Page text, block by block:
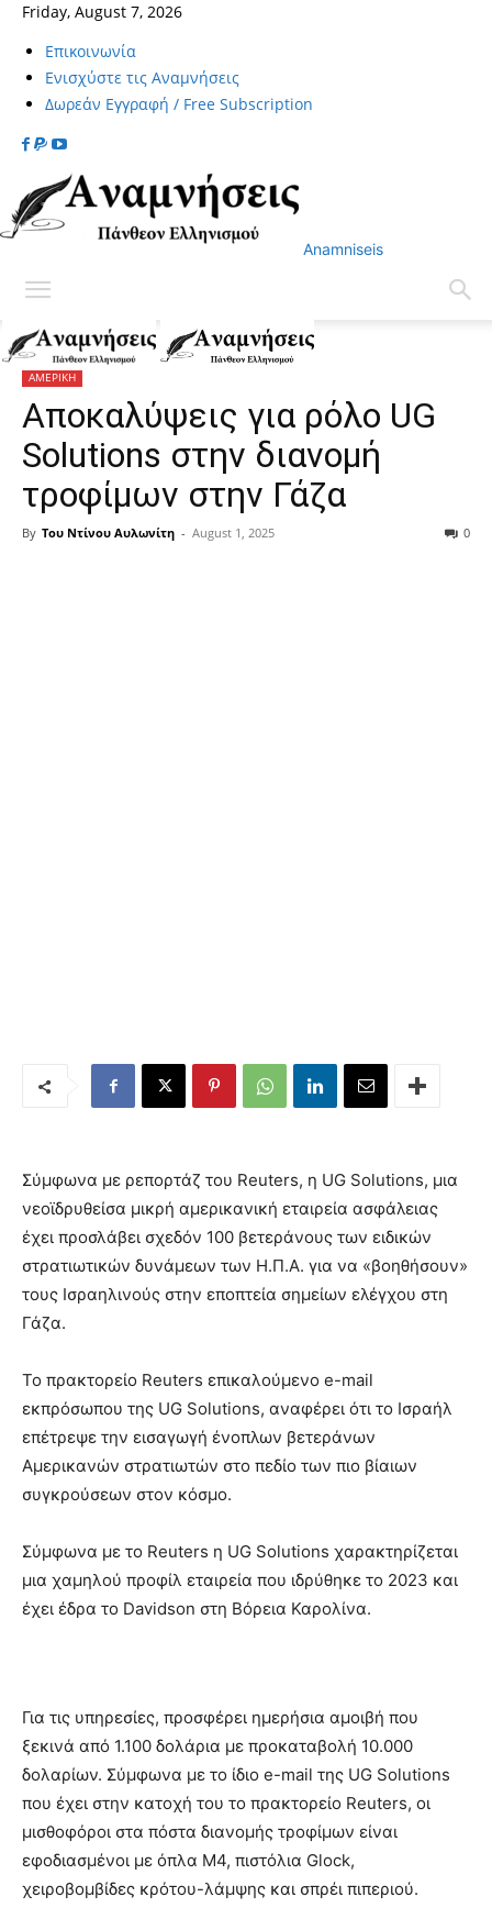
Friday, August 7, 2026
Επικοινωνία
Ενισχύστε τις Αναμνήσεις
Δωρεάν Εγγραφή / Free Subscription
Anamniseis
Home ΑΜΕΡΙΚΗ
ΑΜΕΡΙΚΗ
Αποκαλύψεις για ρόλο UG
Solutions στην διανομή
τροφίμων στην Γάζα
By Του Ντίνου Αυλωνίτη - August 1, 2025 0
Σύμφωνα με ρεπορτάζ του Reuters, η UG Solutions, μια
νεοϊδρυθείσα μικρή αμερικανική εταιρεία ασφάλειας
έχει προσλάβει σχεδόν 100 βετεράνους των ειδικών
στρατιωτικών δυνάμεων των Η.Π.Α. για να «βοηθήσουν»
τους Ισραηλινούς στην εποπτεία σημείων ελέγχου στη
Γάζα.
Το πρακτορείο Reuters επικαλούμενο e-mail
εκπρόσωπου της UG Solutions, αναφέρει ότι το Ισραήλ
επέτρεψε την εισαγωγή ένοπλων βετεράνων
Αμερικανών στρατιωτών στο πεδίο των πιο βίαιων
συγκρούσεων στον κόσμο.
Σύμφωνα με το Reuters η UG Solutions χαρακτηρίζεται
μια χαμηλού προφίλ εταιρεία που ιδρύθηκε το 2023 και
έχει έδρα το Davidson στη Βόρεια Καρολίνα.
Για τις υπηρεσίες, προσφέρει ημερήσια αμοιβή που
ξεκινά από 1.100 δολάρια με προκαταβολή 10.000
δολαρίων. Σύμφωνα με το ίδιο e-mail της UG Solutions
που έχει στην κατοχή του το πρακτορείο Reuters, οι
μισθοφόροι στα πόστα διανομής τροφίμων είναι
εφοδιασμένοι με όπλα Μ4, πιστόλια Glock,
χειροβομβίδες κρότου-λάμψης και σπρέι πιπεριού.